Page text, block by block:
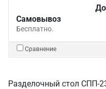
Самовывоз
Бесплатно.
Сравнение
Разделочный стол СПП-